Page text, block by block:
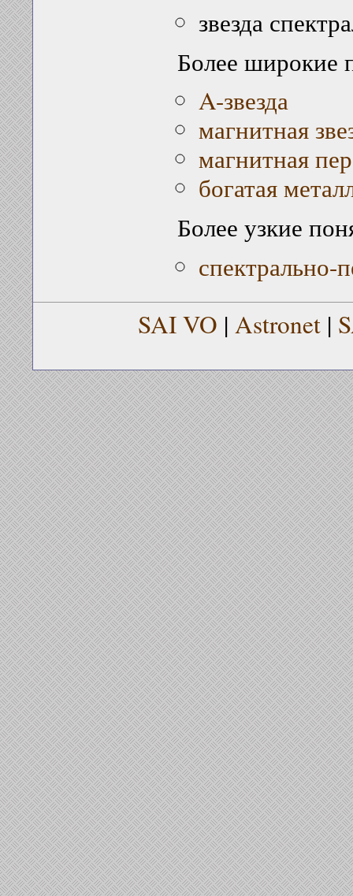
звезда
Более широкие
A-звезда
магнитная
магнитная
богатая
Более узкие
спектрально-
SAI VO | Astronet |